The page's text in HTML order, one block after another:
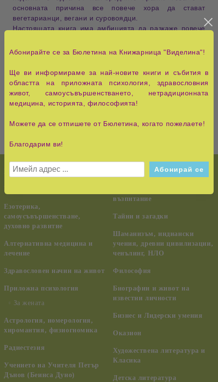
основната причина все повече хора да стават
вегетарианци, вегани и суровоядци.
Настоящата книга има амбицията да разкаже повече
които могат да ни помогнат да сме много по-здрави,
най-важната й цел е да покаже как можем да се
храним здравословно, без да пренебрегваме
масата си. Така събрахме най-вкусните рецепти за
НОВО!
КУРС НА ЧУДЕСАТА
Езотерика,
самоусъвършенстване,
духовно развитие
Алтернативна медицина и
лечение
Здравословен начин на живот
Приложна психология
За жената
Астрология, номерология,
хиромантия, физиогномика
Радиестезия
Учението на Учителя Петър
Дънов (Беинса Дуно)
История и Съвременност
възпитание
Тайни и загадки
Шаманизъм, индиански
учения, древни цивилизации,
ченълинг, НЛО
Философия
Биографии и живот на
известни личности
Бизнес и Лидерски умения
Оказион
Художествена литература и
Класика
Детска литература
Абонирайте се за Бюлетина на Книжарница "Виделина"!
Ще ви информираме за най-новите книги и събития в
областта на приложната психология, здравословния
живот, самоусъвършенстването, нетрадиционната
медицина, историята, философията!
Можете да се отпишете от Бюлетина, когато пожелаете!
Благодарим ви!